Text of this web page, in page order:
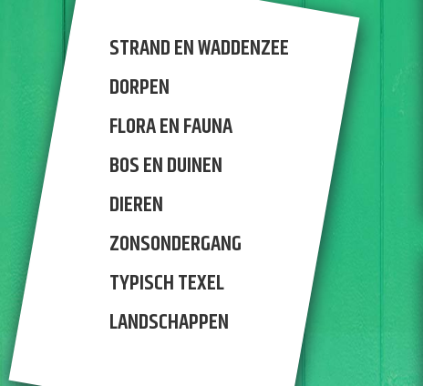
STRAND EN WADDENZEE
DORPEN
FLORA EN FAUNA
BOS EN DUINEN
DIEREN
ZONSONDERGANG
TYPISCH TEXEL
LANDSCHAPPEN